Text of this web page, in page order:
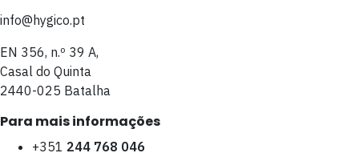
info@hygico.pt
EN 356, n.º 39 A,
Casal do Quinta
2440-025 Batalha
Para mais informações
+351 244 768 046